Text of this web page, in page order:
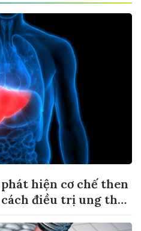
hiện cơ chế then
điều trị ung thư